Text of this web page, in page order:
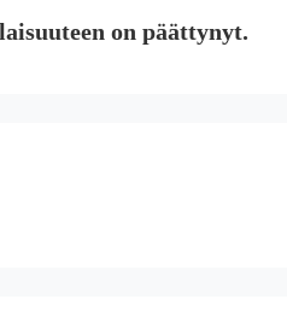
on päättynyt.